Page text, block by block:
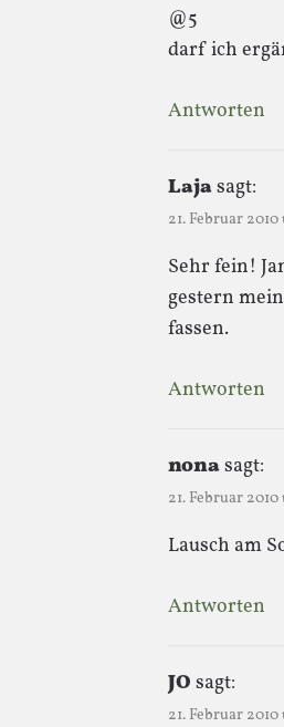
@5
darf ich
Antworten
Lajasagt:
21. Februar 2010
Sehr fein!
gestern
fassen.
Antworten
nonasagt:
21. Februar 2010
Lausch am
Antworten
JO sagt:
21. Februar 2010